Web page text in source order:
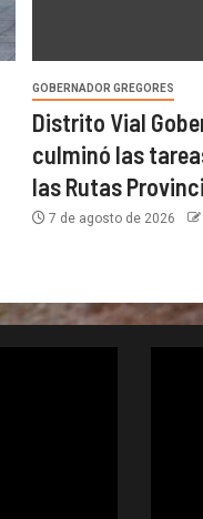
GOBERNADOR GREGORES
Distrito Vial
culminó las
las Rutas
7 de agosto de 2026